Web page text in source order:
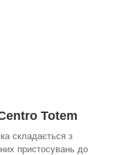
Totem
складається з
пристосувань до